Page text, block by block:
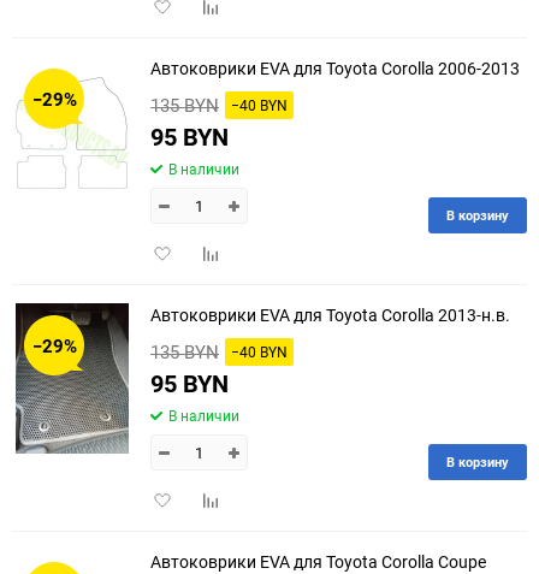
ДобавитьДобавить
−29%
Автоковрики EVA для Toyota Corolla 2006-2013
135 BYN −40 BYN
95 BYN
В наличии
ДобавитьДобавить
В корзину
−29%
Автоковрики EVA для Toyota Corolla 2013-н.в.
135 BYN −40 BYN
95 BYN
В наличии
ДобавитьДобавить
В корзину
Автоковрики EVA для Toyota Corolla Coupe